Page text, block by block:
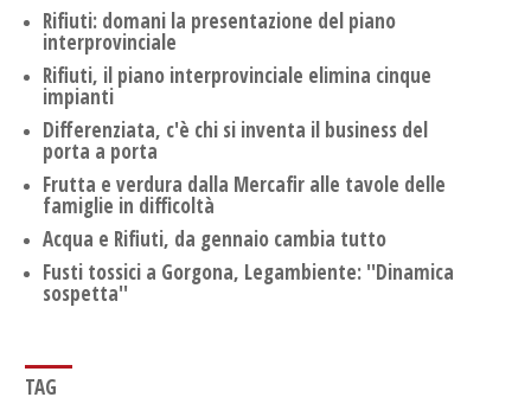
Rifiuti: domani la presentazione del piano
interprovinciale
Rifiuti, il piano interprovinciale elimina cinque
impianti
Differenziata, c'è chi si inventa il business del
porta a porta
Frutta e verdura dalla Mercafir alle tavole delle
famiglie in difficoltà
Acqua e Rifiuti, da gennaio cambia tutto
Fusti tossici a Gorgona, Legambiente: ''Dinamica
sospetta''
TAG